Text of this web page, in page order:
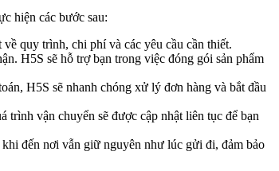
hiện các bước sau:
quy trình, chi phí và các yêu cầu cần thiết.
H5S sẽ hỗ trợ bạn trong việc đóng gói sản phẩm
H5S sẽ nhanh chóng xử lý đơn hàng và bắt đầu
trình vận chuyển sẽ được cập nhật liên tục để bạn
đến nơi vẫn giữ nguyên như lúc gửi đi, đảm bảo